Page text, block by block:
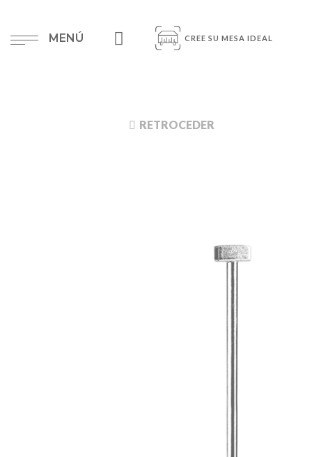
MENÚ CREE SU MESA IDEAL
RETROCEDER